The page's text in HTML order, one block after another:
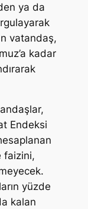
ya da
vatandaş,
kadar
Endeksi
faizini,
yüzde
kalan